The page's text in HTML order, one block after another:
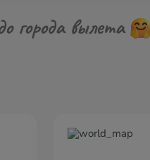
города вылета